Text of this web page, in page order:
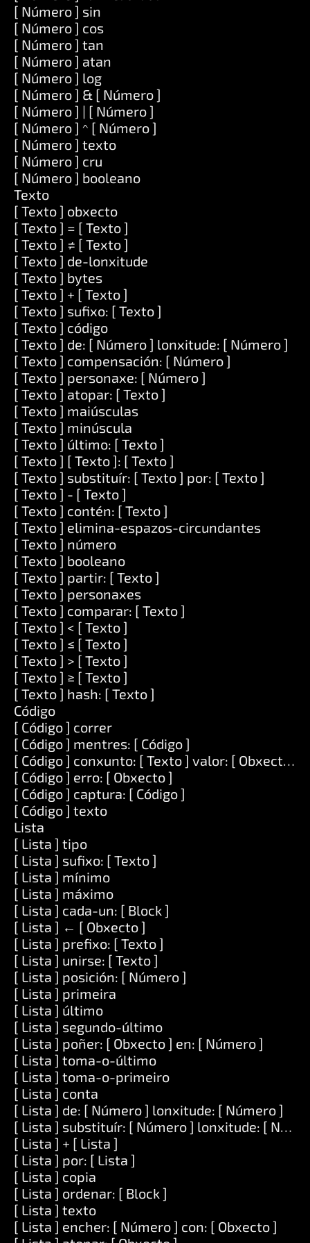
[ Número ] sin
[ Número ] cos
[ Número ] tan
[ Número ] atan
[ Número ] log
[ Número ] & [ Número ]
[ Número ] | [ Número ]
[ Número ] ^ [ Número ]
[ Número ] texto
[ Número ] cru
[ Número ] booleano
Texto
[ Texto ] obxecto
[ Texto ] = [ Texto ]
[ Texto ] ≠ [ Texto ]
[ Texto ] de-lonxitude
[ Texto ] bytes
[ Texto ] + [ Texto ]
[ Texto ] sufixo: [ Texto ]
[ Texto ] código
[ Texto ] de: [ Número ] lonxitude: [ Número ]
[ Texto ] compensación: [ Número ]
[ Texto ] personaxe: [ Número ]
[ Texto ] atopar: [ Texto ]
[ Texto ] maiúsculas
[ Texto ] minúscula
[ Texto ] último: [ Texto ]
[ Texto ] [ Texto ]: [ Texto ]
[ Texto ] substituír: [ Texto ] por: [ Texto ]
[ Texto ] - [ Texto ]
[ Texto ] contén: [ Texto ]
[ Texto ] elimina-espazos-circundantes
[ Texto ] número
[ Texto ] booleano
[ Texto ] partir: [ Texto ]
[ Texto ] personaxes
[ Texto ] comparar: [ Texto ]
[ Texto ] < [ Texto ]
[ Texto ] ≤ [ Texto ]
[ Texto ] > [ Texto ]
[ Texto ] ≥ [ Texto ]
[ Texto ] hash: [ Texto ]
Código
[ Código ] correr
[ Código ] mentres: [ Código ]
[ Código ] conxunto: [ Texto ] valor: [ Obxecto ]
[ Código ] erro: [ Obxecto ]
[ Código ] captura: [ Código ]
[ Código ] texto
Lista
[ Lista ] tipo
[ Lista ] sufixo: [ Texto ]
[ Lista ] mínimo
[ Lista ] máximo
[ Lista ] cada-un: [ Block ]
[ Lista ] ← [ Obxecto ]
[ Lista ] prefixo: [ Texto ]
[ Lista ] unirse: [ Texto ]
[ Lista ] posición: [ Número ]
[ Lista ] primeira
[ Lista ] último
[ Lista ] segundo-último
[ Lista ] poñer: [ Obxecto ] en: [ Número ]
[ Lista ] toma-o-último
[ Lista ] toma-o-primeiro
[ Lista ] conta
[ Lista ] de: [ Número ] lonxitude: [ Número ]
[ Lista ] substituír: [ Número ] lonxitude: [
[ Lista ] + [ Lista ]
[ Lista ] por: [ Lista ]
[ Lista ] copia
[ Lista ] ordenar: [ Block ]
[ Lista ] texto
[ Lista ] encher: [ Número ] con: [ Obxecto ]